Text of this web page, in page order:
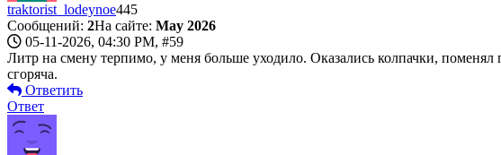
traktorist_lodeynoe445
Сообщений: 2На сайте: May 2026
05-11-2026, 04:30 PM, #59
Литр на смену терпимо, у меня больше уходило. Оказались колпачки,
сгоряча.
Ответить
Ответ